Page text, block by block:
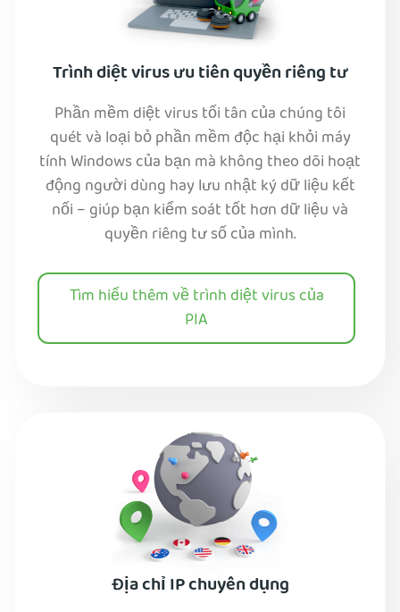
Trình diệt virus ưu tiên quyền riêng tư
Phần mềm diệt virus tối tân của chúng tôi
quét và loại bỏ phần mềm độc hại khỏi máy
tính Windows của bạn mà không theo dõi hoạt
động người dùng hay lưu nhật ký dữ liệu kết
nối – giúp bạn kiểm soát tốt hơn dữ liệu và
quyền riêng tư số của mình.
Tìm hiểu thêm về trình diệt virus của
PIA
Địa chỉ IP chuyên dụng